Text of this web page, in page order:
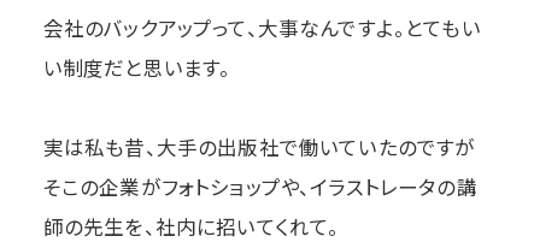
会社のバックアップって、大事なんですよ。とてもい
い制度だと思います。
実は私も昔、大手の出版社で働いていたのですが
そこの企業がフォトショップや、イラストレータの講
師の先生を、社内に招いてくれて。